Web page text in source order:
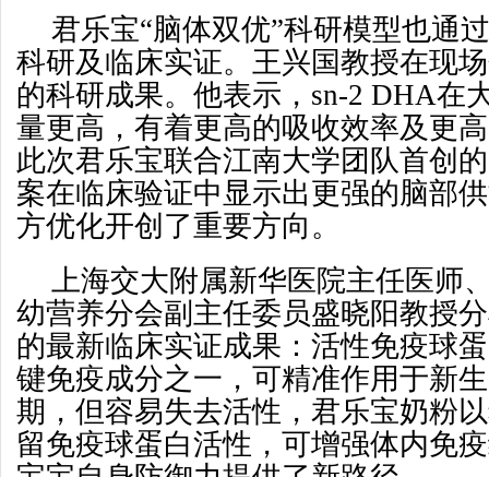
君乐宝“脑体双优”科研模型也通
科研及临床实证。王兴国教授在现
的科研成果。他表示，sn-2 DHA在
量更高，有着更高的吸收效率及更
此次君乐宝联合江南大学团队首创
案在临床验证中显示出更强的脑部
方优化开创了重要方向。
上海交大附属新华医院主任医师
幼营养分会副主任委员盛晓阳教授
的最新临床实证成果：活性免疫球
键免疫成分之一，可精准作用于新
期，但容易失去活性，君乐宝奶粉
留免疫球蛋白活性，可增强体内免